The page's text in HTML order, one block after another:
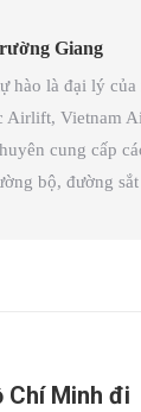
Giang
hào là đại lý
Airlift, Vietnam
cung cấp
bộ, đường
Chí Minh đi